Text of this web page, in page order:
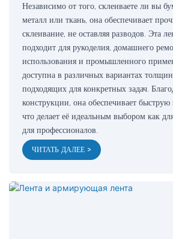
Независимо от того, склеиваете ли вы
металл или ткань, она обеспечивает
склеивание, не оставляя разводов. Эта
подходит для рукоделия, домашнего
использования и промышленного
доступна в различных вариантах
подходящих для конкретных задач.
конструкции, она обеспечивает
что делает её идеальным выбором как
для профессионалов.
ЧИТАТЬ ДАЛЕЕ >